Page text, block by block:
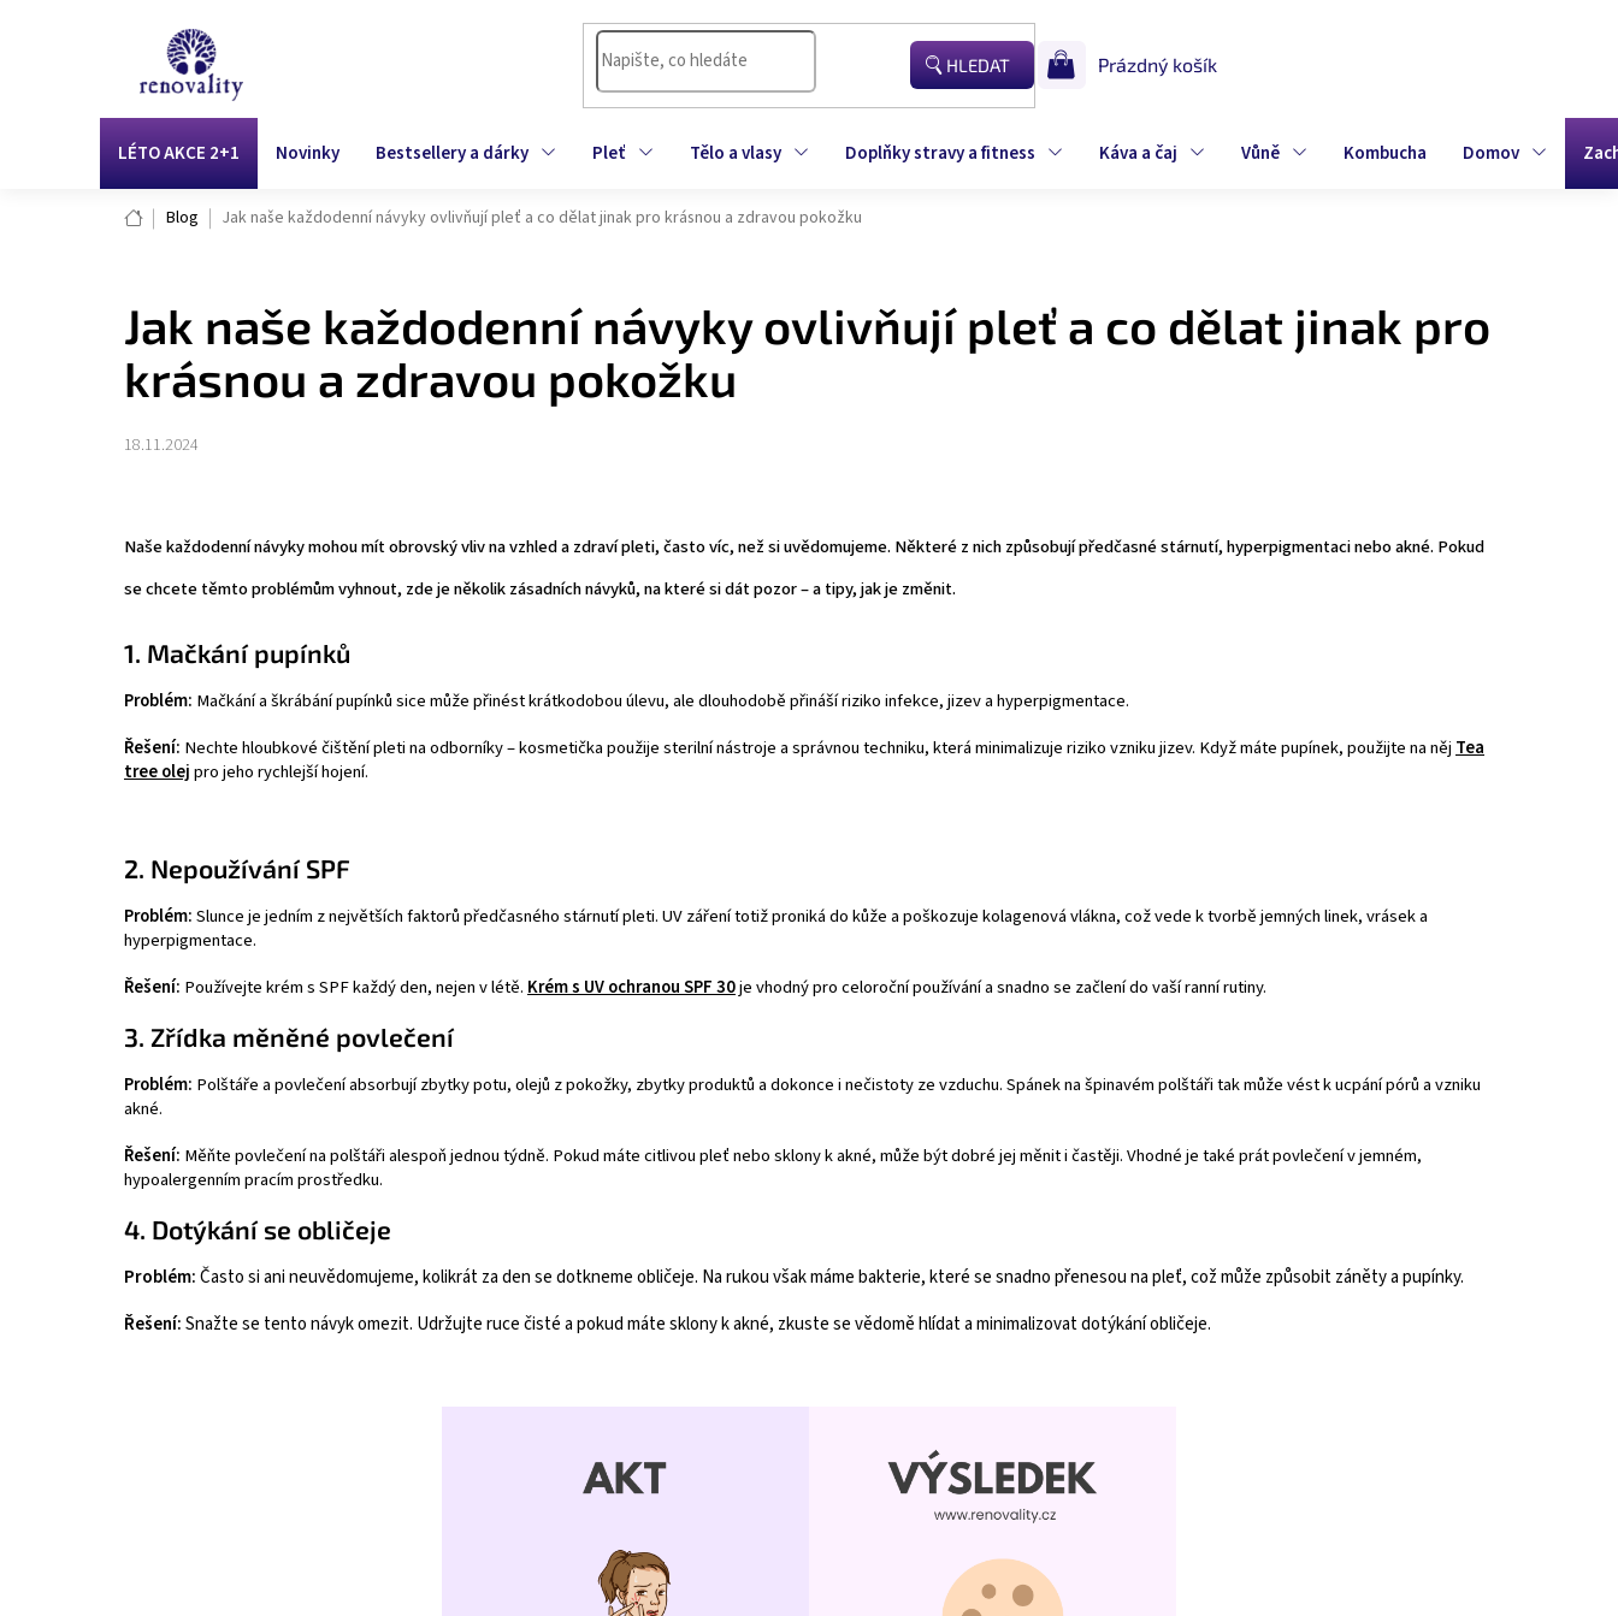
HLEDAT
NÁKUPNÍ
Prázdný košík
LÉTO AKCE 2+1 Novinky Bestsellery a dárky Pleť Tělo a vlasy Doplňky stravy a fitness Káva a čaj Vůně Kombucha Domov
DomůBlog Jak naše každodenní návyky ovlivňují pleť a co dělat jinak pro krásnou a zdravou pokožku
Jak naše každodenní návyky ovlivňují pleť a co dělat jinak pro
krásnou a zdravou pokožku
18.11.2024
Naše každodenní návyky mohou mít obrovský vliv na vzhled a zdraví pleti, často víc, než si uvědomujeme. Některé z nich způsobují předčasné stárnutí, hyperpigmentaci nebo akné. Pokud
se chcete těmto problémům vyhnout, zde je několik zásadních návyků, na které si dát pozor – a tipy, jak je změnit.
1. Mačkání pupínků
Problém: Mačkání a škrábání pupínků sice může přinést krátkodobou úlevu, ale dlouhodobě přináší riziko infekce, jizev a hyperpigmentace.
Řešení: Nechte hloubkové čištění pleti na odborníky – kosmetička použije sterilní nástroje a správnou techniku, která minimalizuje riziko vzniku jizev. Když máte pupínek, použijte na něj Tea
tree olejpro jeho rychlejší hojení.
2. Nepoužívání SPF
Problém:Slunce je jedním z největších faktorů předčasného stárnutí pleti. UV záření totiž proniká do kůže a poškozuje kolagenová vlákna, což vede k tvorbě jemných linek, vrásek a
hyperpigmentace.
Řešení: Používejte krém s SPF každý den, nejen v létě. Krém s UV ochranou SPF 30je vhodný pro celoroční používání a snadno se začlení do vaší ranní rutiny.
3. Zřídka měněné povlečení
Problém: Polštáře a povlečení absorbují zbytky potu, olejů z pokožky, zbytky produktů a dokonce i nečistoty ze vzduchu. Spánek na špinavém polštáři tak může vést k ucpání pórů a vzniku
akné.
Řešení: Měňte povlečení na polštáři alespoň jednou týdně. Pokud máte citlivou pleť nebo sklony k akné, může být dobré jej měnit i častěji. Vhodné je také prát povlečení v jemném,
hypoalergenním pracím prostředku.
4. Dotýkání se obličeje
Problém:Často si ani neuvědomujeme, kolikrát za den se dotkneme obličeje. Na rukou však máme bakterie, které se snadno přenesou na pleť, což může způsobit záněty a pupínky.
Řešení:Snažte se tento návyk omezit. Udržujte ruce čisté a pokud máte sklony k akné, zkuste se vědomě hlídat a minimalizovat dotýkání obličeje.